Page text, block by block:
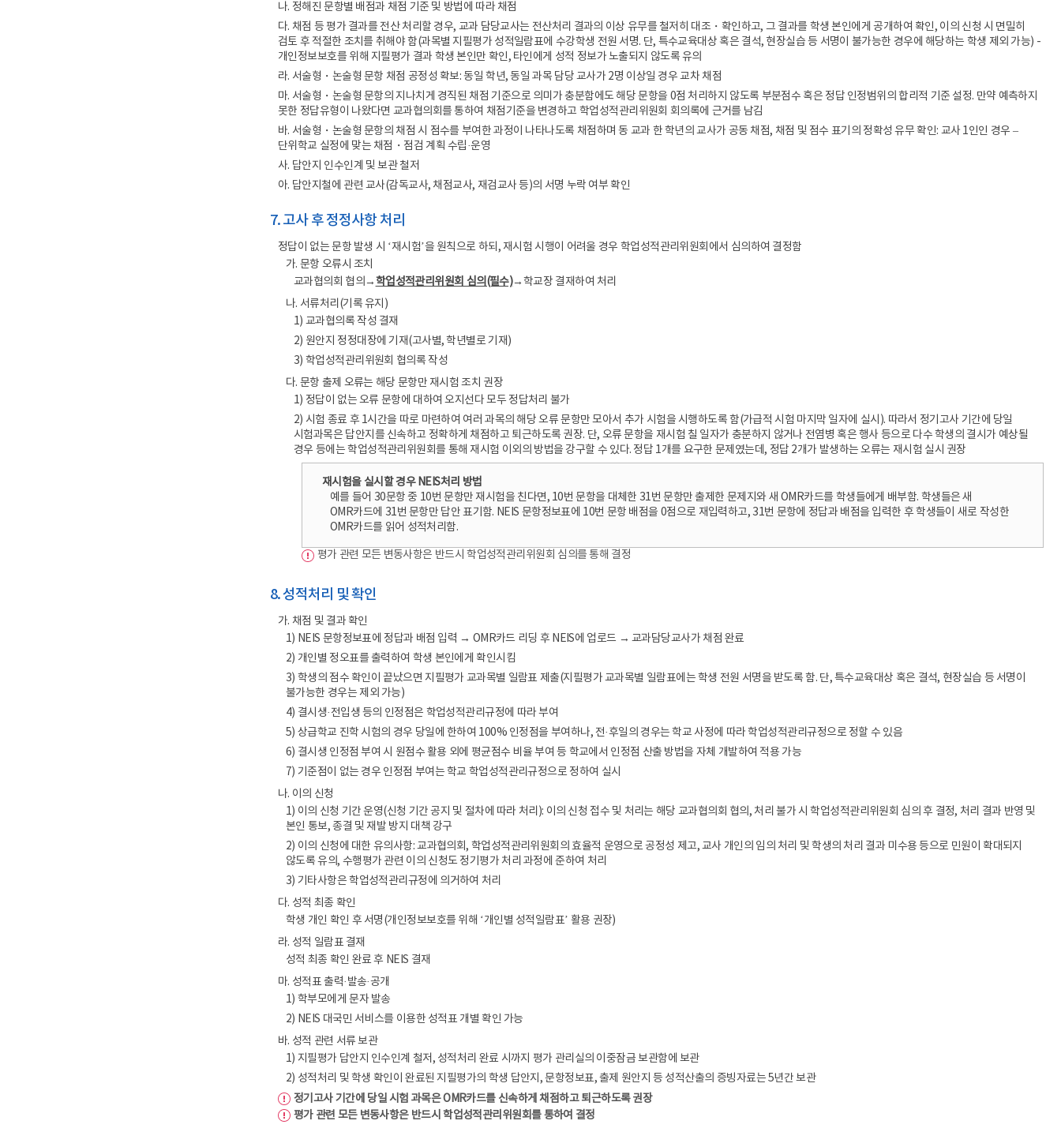
나. 정해진 문항별 배점과 채점 기준 및 방법에 따라 채점
다. 채점 등 평가 결과를 전산 처리할 경우, 교과 담당교사는 전산처리 결과의 이상 유무를 철저히 대조・확인하고, 그 결과를 학생 본인에게 공개하여 확인, 이의 신청 시 면밀히
검토 후 적절한 조치를 취해야 함(과목별 지필평가 성적일람표에 수강학생 전원 서명. 단, 특수교육대상 혹은 결석, 현장실습 등 서명이 불가능한 경우에 해당하는 학생 제외 가능) -
개인정보보호를 위해 지필평가 결과 학생 본인만 확인, 타인에게 성적 정보가 노출되지 않도록 유의
라. 서술형・논술형 문항 채점 공정성 확보: 동일 학년, 동일 과목 담당 교사가 2명 이상일 경우 교차 채점
마. 서술형・논술형 문항의 지나치게 경직된 채점 기준으로 의미가 충분함에도 해당 문항을 0점 처리하지 않도록 부분점수 혹은 정답 인정범위의 합리적 기준 설정. 만약 예측하지
못한 정답유형이 나왔다면 교과협의회를 통하여 채점기준을 변경하고 학업성적관리위원회 회의록에 근거를 남김
바. 서술형・논술형 문항의 채점 시 점수를 부여한 과정이 나타나도록 채점하며 동 교과 한 학년의 교사가 공동 채점, 채점 및 점수 표기의 정확성 유무 확인: 교사 1인인 경우 –
단위학교 실정에 맞는 채점・점검 계획 수립·운영
사. 답안지 인수인계 및 보관 철저
아. 답안지철에 관련 교사(감독교사, 채점교사, 재검교사 등)의 서명 누락 여부 확인
7. 고사 후 정정사항 처리
정답이 없는 문항 발생 시 ‘재시험’을 원칙으로 하되, 재시험 시행이 어려울 경우 학업성적관리위원회에서 심의하여 결정함
가. 문항 오류시 조치
교과협의회 협의→학업성적관리위원회 심의(필수)→학교장 결재하여 처리
나. 서류처리(기록 유지)
1) 교과협의록 작성 결재
2) 원안지 정정대장에 기재(고사별, 학년별로 기재)
3) 학업성적관리위원회 협의록 작성
다. 문항 출제 오류는 해당 문항만 재시험 조치 권장
1) 정답이 없는 오류 문항에 대하여 오지선다 모두 정답처리 불가
2) 시험 종료 후 1시간을 따로 마련하여 여러 과목의 해당 오류 문항만 모아서 추가 시험을 시행하도록 함(가급적 시험 마지막 일자에 실시). 따라서 정기고사 기간에 당일
시험과목은 답안지를 신속하고 정확하게 채점하고 퇴근하도록 권장. 단, 오류 문항을 재시험 칠 일자가 충분하지 않거나 전염병 혹은 행사 등으로 다수 학생의 결시가 예상될
경우 등에는 학업성적관리위원회를 통해 재시험 이외의 방법을 강구할 수 있다. 정답 1개를 요구한 문제였는데, 정답 2개가 발생하는 오류는 재시험 실시 권장
재시험을 실시할 경우 NEIS처리 방법
예를 들어 30문항 중 10번 문항만 재시험을 친다면, 10번 문항을 대체한 31번 문항만 출제한 문제지와 새 OMR카드를 학생들에게 배부함. 학생들은 새
OMR카드에 31번 문항만 답안 표기함. NEIS 문항정보표에 10번 문항 배점을 0점으로 재입력하고, 31번 문항에 정답과 배점을 입력한 후 학생들이 새로 작성한
OMR카드를 읽어 성적처리함.
평가 관련 모든 변동사항은 반드시 학업성적관리위원회 심의를 통해 결정
8. 성적처리 및 확인
가. 채점 및 결과 확인
1) NEIS 문항정보표에 정답과 배점 입력 → OMR카드 리딩 후 NEIS에 업로드 → 교과담당교사가 채점 완료
2) 개인별 정오표를 출력하여 학생 본인에게 확인시킴
3) 학생의 점수 확인이 끝났으면 지필평가 교과목별 일람표 제출(지필평가 교과목별 일람표에는 학생 전원 서명을 받도록 함. 단, 특수교육대상 혹은 결석, 현장실습 등 서명이
불가능한 경우는 제외 가능)
4) 결시생·전입생 등의 인정점은 학업성적관리규정에 따라 부여
5) 상급학교 진학 시험의 경우 당일에 한하여 100% 인정점을 부여하나, 전·후일의 경우는 학교 사정에 따라 학업성적관리규정으로 정할 수 있음
6) 결시생 인정점 부여 시 원점수 활용 외에 평균점수 비율 부여 등 학교에서 인정점 산출 방법을 자체 개발하여 적용 가능
7) 기준점이 없는 경우 인정점 부여는 학교 학업성적관리규정으로 정하여 실시
나. 이의 신청
1) 이의 신청 기간 운영(신청 기간 공지 및 절차에 따라 처리): 이의 신청 접수 및 처리는 해당 교과협의회 협의, 처리 불가 시 학업성적관리위원회 심의 후 결정, 처리 결과 반영 및
본인 통보, 종결 및 재발 방지 대책 강구
2) 이의 신청에 대한 유의사항: 교과협의회, 학업성적관리위원회의 효율적 운영으로 공정성 제고, 교사 개인의 임의 처리 및 학생의 처리 결과 미수용 등으로 민원이 확대되지
않도록 유의, 수행평가 관련 이의 신청도 정기평가 처리 과정에 준하여 처리
3) 기타사항은 학업성적관리규정에 의거하여 처리
다. 성적 최종 확인
학생 개인 확인 후 서명(개인정보보호를 위해 ‘개인별 성적일람표’ 활용 권장)
라. 성적 일람표 결재
성적 최종 확인 완료 후 NEIS 결재
마. 성적표 출력·발송·공개
1) 학부모에게 문자 발송
2) NEIS 대국민 서비스를 이용한 성적표 개별 확인 가능
바. 성적 관련 서류 보관
1) 지필평가 답안지 인수인계 철저, 성적처리 완료 시까지 평가 관리실의 이중잠금 보관함에 보관
2) 성적처리 및 학생 확인이 완료된 지필평가의 학생 답안지, 문항정보표, 출제 원안지 등 성적산출의 증빙자료는 5년간 보관
정기고사 기간에 당일 시험 과목은 OMR카드를 신속하게 채점하고 퇴근하도록 권장
평가 관련 모든 변동사항은 반드시 학업성적관리위원회를 통하여 결정